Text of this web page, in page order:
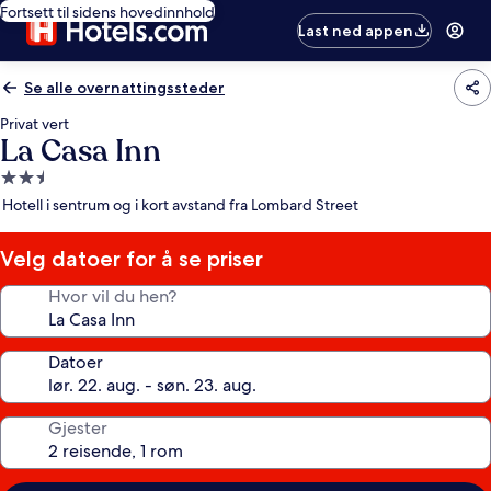
Fortsett til sidens hovedinnhold
Last ned appen
Se alle overnattingssteder
Privat vert
La Casa Inn
Overnattingssted
med
stjerner
Hotell i sentrum og i kort avstand fra Lombard Street
Velg datoer for å se priser
Hvor vil du hen?
Datoer
Gjester